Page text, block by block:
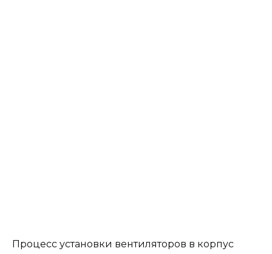
Процесс установки вентиляторов в корпус